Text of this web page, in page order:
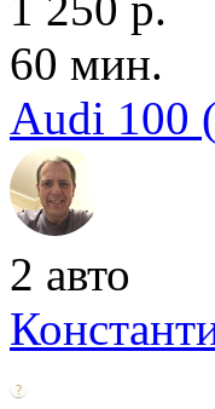
60 мин.
Audi
2 авто